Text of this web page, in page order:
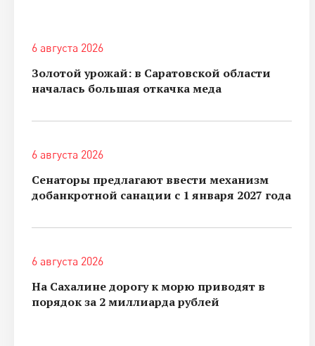
6 августа 2026
Золотой урожай: в Саратовской области
началась большая откачка меда
6 августа 2026
Сенаторы предлагают ввести механизм
добанкротной санации с 1 января 2027 года
6 августа 2026
На Сахалине дорогу к морю приводят в
порядок за 2 миллиарда рублей